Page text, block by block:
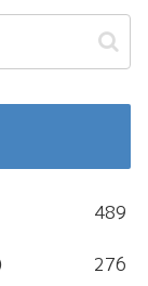
489
276